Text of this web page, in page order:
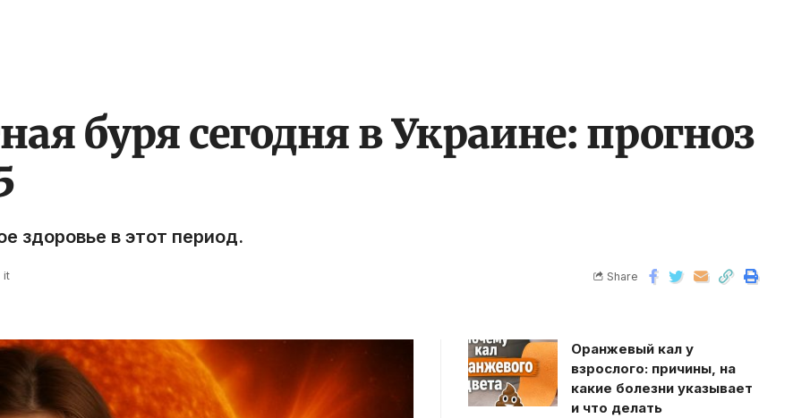
буря сегодня в Украине: прогноз
здоровье в этот период.
Share
Оранжевый кал у
взрослого: причины, на
какие болезни указывает
и что делать